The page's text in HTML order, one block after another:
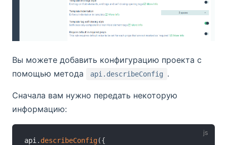
Вы можете добавить конфигурацию проекта с
помощью метода
api.describeConfig .
Сначала вам нужно передать некоторую
информацию:
api . describeConfig({